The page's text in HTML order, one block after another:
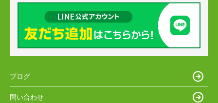
ブログ
問い合わせ